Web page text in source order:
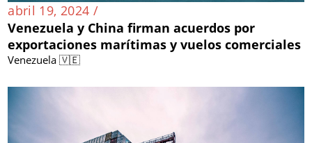
abril 19, 2024 /
Venezuela y China firman acuerdos por
exportaciones marítimas y vuelos comerciales
Venezuela 🇻🇪